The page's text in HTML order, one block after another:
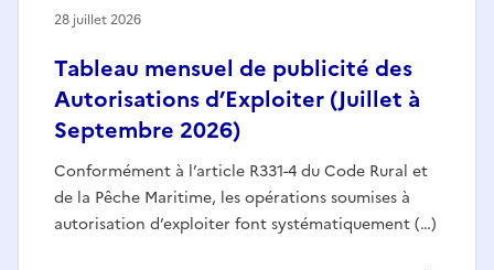
Tableau mensuel de publicité des
Autorisations d’Exploiter (Juillet à
Septembre 2026)
Conformément à l’article R331-4 du Code Rural et
de la Pêche Maritime, les opérations soumises à
autorisation d’exploiter font systématiquement (…)
28 juillet 2026